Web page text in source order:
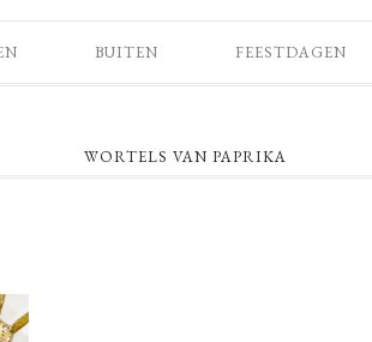
BUITEN FEESTDAGEN
WORTELS VAN PAPRIKA